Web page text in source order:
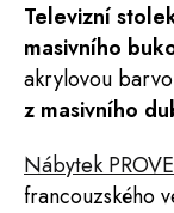
Televizní
masivního
akrylovou
z masivního
Nábytek
francouzského